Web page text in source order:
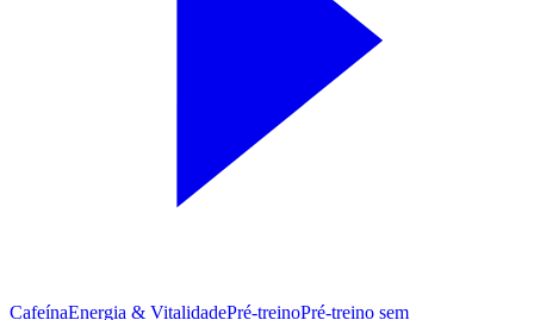
CafeínaEnergia & VitalidadePré-treinoPré‑treino sem